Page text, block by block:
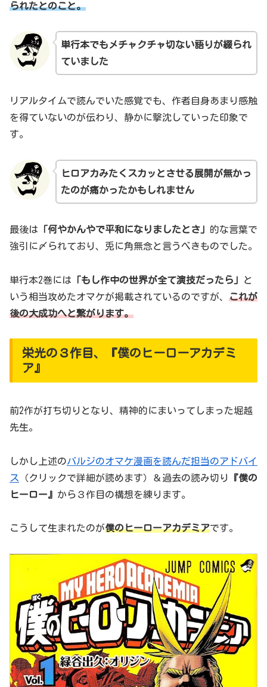
られたとのこと。
単行本でもメチャクチャ切ない語りが綴られ
ていま した
リアルタイムで読んでいた感覚でも、作者自身あまり感触
を得ていないのが伝わり、静かに撃沈していった印象で
す。
ヒロアカみたくスカッとさせる展開が無かっ
たのが痛かったかもしれません
最後は 「何やかんやで平和になりましたとさ」 的な言葉で
強引に〆られており、兎に角無念と言うべきものでした。
単行本2巻には 「もし作中の世界が全て演技だったら」
と
いう相当攻めたオマケが掲載されているのですが、 これが
後の大成功へと繋がります。
栄光の３作目、『僕のヒーローアカデミ
ア』
前2作が打ち切りとなり、精神的にまいってしまった堀越
先生。
しかし上述のバルジのオマケ漫画を読んだ担当のアドバイ
ス
（クリックで詳細が読めます）＆過去の読み切り
『僕の
ヒーロー』 から３作目の構想を練ります。
こうして生まれたのが僕のヒーローアカデミアです。